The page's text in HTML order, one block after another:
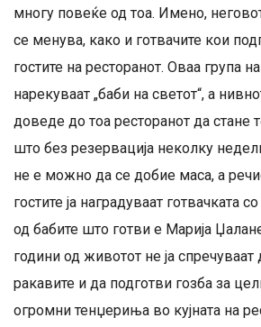
многу повеќе од тоа. Имено,
се менува, како и готвачите кои
гостите на ресторанот. Оваа група
нарекуваат „баби на светот“, а
доведе до тоа ресторанот да стане
што без резервација неколку
не е можно да се добие маса, а
гостите ја наградуваат готвачката
од бабите што готви е Марија
години од животот не ја спречуваат
ракавите и да подготви гозба за
огромни тенџериња во кујната на